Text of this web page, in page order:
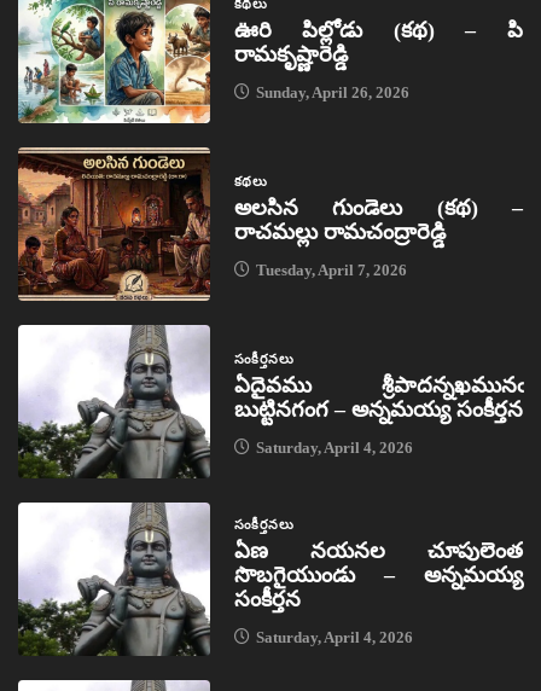
కథలు
ఊరి పిల్లోడు (కథ) – పి
రామకృష్ణారెడ్డి
Sunday, April 26, 2026
కథలు
అలసిన గుండెలు (కథ) –
రాచమల్లు రామచంద్రారెడ్డి
Tuesday, April 7, 2026
సంకీర్తనలు
ఏదైవము శ్రీపాదన్నఖమునఁ
బుట్టినగంగ – అన్నమయ్య సంకీర్తన
Saturday, April 4, 2026
సంకీర్తనలు
ఏణ నయనల చూపులెంత
సొబగైయుండు – అన్నమయ్య
సంకీర్తన
Saturday, April 4, 2026